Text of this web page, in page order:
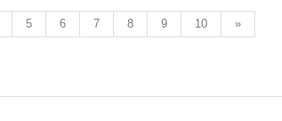
5 6 7 8 9 10 »